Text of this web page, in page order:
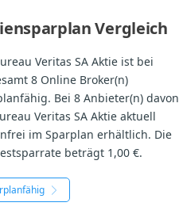
Vergleich
Veritas SA Aktie ist bei
8 Online Broker(n)
Bei 8 Anbieter(n)
Veritas SA Aktie aktuell
im Sparplan erhältlich. Die
beträgt 1,00 €.